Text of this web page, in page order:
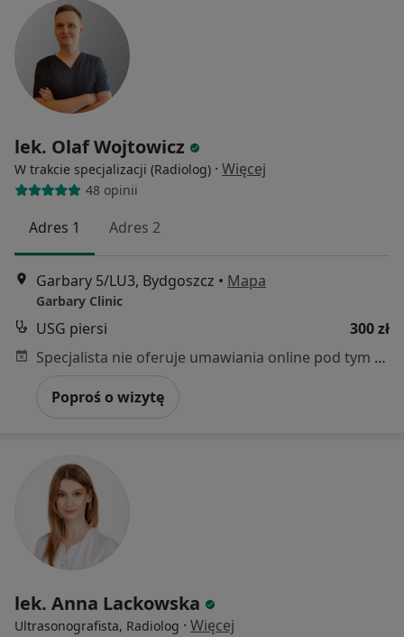
lek. Olaf Wojtowicz
W trakcie specjalizacji (Radiolog) · Więcej
48 opinii
Adres 1 Adres 2
Garbary 5/LU3, Bydgoszcz • Mapa
Garbary Clinic
USG piersi
300 zł
Specjalista nie oferuje umawiania online pod tym adresem.
Poproś o wizytę
lek. Anna Lackowska
Ultrasonografista, Radiolog · Więcej